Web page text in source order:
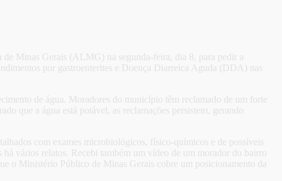
Minas Gerais (ALMG) na segunda-feira, dia 8, para pedir a
por gastroenterites e Doença Diarreica Aguda (DDA) nas
de água. Moradores do município têm reclamado de um forte
que a água está potável, as reclamações persistem, gerando
com exames microbiológicos, físico-químicos e de possíveis
vários relatos. Recebi também um vídeo de um morador do bairro
o Ministério Público de Minas Gerais cobre um posicionamento da